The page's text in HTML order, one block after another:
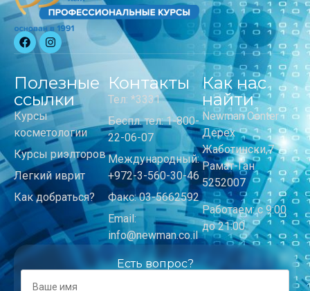
Полезные
ссылки
Курсы
косметологии
Курсы риэлторов
Легкий иврит
Как добраться?
Контакты
Тел: *3331
Беспл. тел: 1-800-
22-06-07
Международный:
+972-3-560-30-46
Факс: 03-5662592
Email:
info@newman.co.il
Как нас
найти
Newman Center
Дерех
Жаботински,7
Рамат-Ган
5252007
Работаем: с 9:00
до 21:00
Есть вопрос?